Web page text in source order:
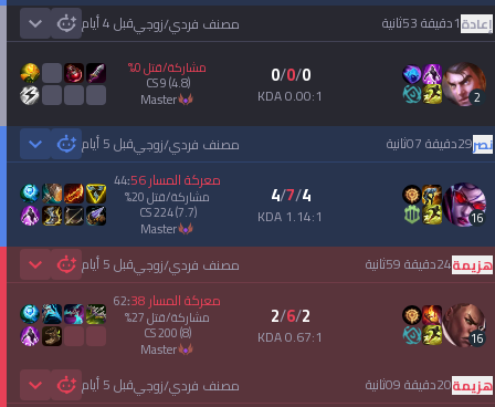
مصنف فردي/زوجيقبل 4 أيام إعادة1دقيقة 53ثانية
2
0
/
0
/
0
0.00:1 KDA
مشاركة/قتل0
%
CS9(4.8)
master
مصنف فردي/زوجيقبل 5 أيام نصر29دقيقة 07ثانية
16
4
/
7
/
4
1.14:1 KDA
معركة المسار56
:
44
مشاركة/قتل20
%
CS224(7.7)
master
مصنف فردي/زوجيقبل 5 أيام هزيمة24دقيقة 59ثانية
16
2
/
6
/
2
0.67:1 KDA
معركة المسار38
:
62
مشاركة/قتل27
%
CS200(8)
master
مصنف فردي/زوجيقبل 5 أيام هزيمة20دقيقة 09ثانية